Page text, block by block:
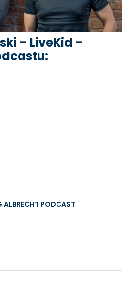
– LiveKid –
ALBRECHT PODCAST